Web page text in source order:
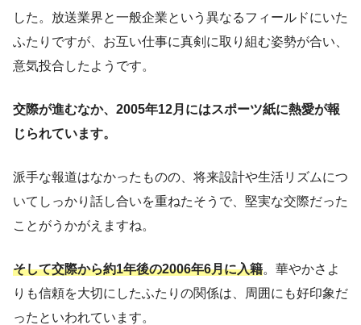
した。放送業界と一般企業という異なるフィールドにいた
ふたりですが、お互い仕事に真剣に取り組む姿勢が合い、
意気投合したようです。
交際が進むなか、2005年12月にはスポーツ紙に熱愛が報
じられています。
派手な報道はなかったものの、将来設計や生活リズムにつ
いてしっかり話し合いを重ねたそうで、堅実な交際だった
ことがうかがえますね。
そして交際から約1年後の2006年6月に入籍。華やかさよ
りも信頼を大切にしたふたりの関係は、周囲にも好印象だ
ったといわれています。